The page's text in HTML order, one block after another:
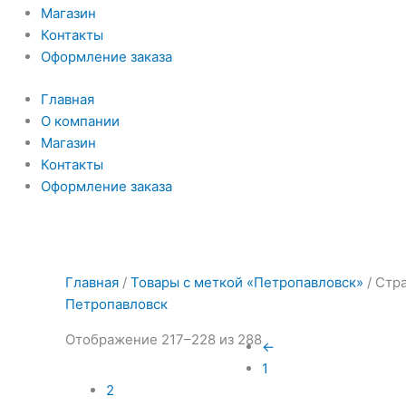
Магазин
Контакты
Оформление заказа
Главная
О компании
Магазин
Контакты
Оформление заказа
Главная / Товары с меткой «Петропавловск» /
Петропавловск
Отображение 217–228 из 288←
1
2